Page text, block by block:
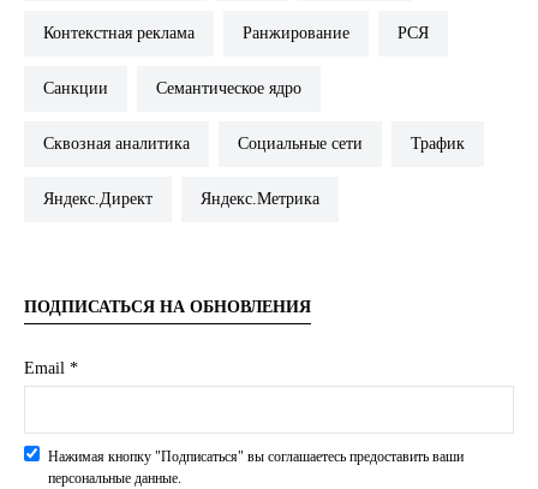
Контекстная реклама Ранжирование РСЯ
Санкции Семантическое ядро
Сквозная аналитика Социальные сети Трафик
Яндекс.Директ Яндекс.Метрика
ПОДПИСАТЬСЯ НА ОБНОВЛЕНИЯ
Email *
Нажимая кнопку "Подписаться" вы соглашаетесь предоставить ваши
персональные данные.